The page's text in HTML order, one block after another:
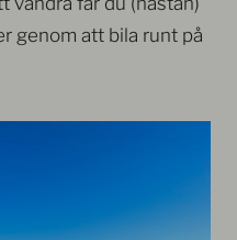
genom att bila runt på